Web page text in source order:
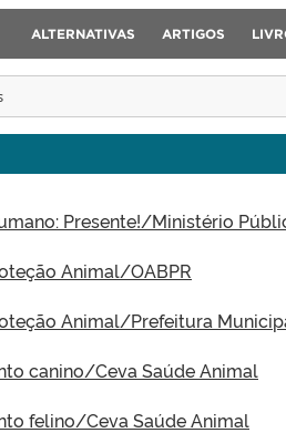
ALTERNATIVAS ARTIGOS
Presente!/Ministério
Animal/OABPR
Animal/Prefeitura
canino/Ceva Saúde Animal
felino/Ceva Saúde Animal